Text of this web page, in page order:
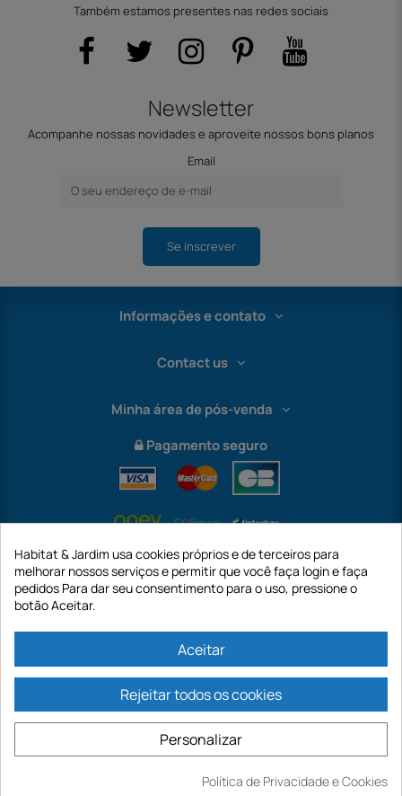
Também estamos presentes nas redes sociais
Newsletter
Acompanhe nossas novidades e aproveite nossos bons planos
Email
Se inscrever
Informações e contato
Contact us
Minha área de pós-venda
Pagamento seguro
https://www.habitatejardim.pt é um site da empresa GECODIS SA com um
capital de 187.203,29€, 32 Rue de Paradis - PARIS 75010 (FRANÇA). A
GECODIS.SA criada em 11/04/1998 é uma subsidiária da ODAYA ​​​​​​HOLDING com
um capital de 2.750.640,00 EURO.
TODAS AS NOSSAS PROMOÇÕES SÃO VÁLIDAS ENQUANTO ESTOQUE
DISPONÍVEL
Habitat & Jardim usa cookies próprios e de terceiros para
melhorar nossos serviços e permitir que você faça login e faça
pedidos Para dar seu consentimento para o uso, pressione o
botão Aceitar.
Aceitar
Rejeitar todos os cookies
Personalizar
Política de Privacidade e Cookies